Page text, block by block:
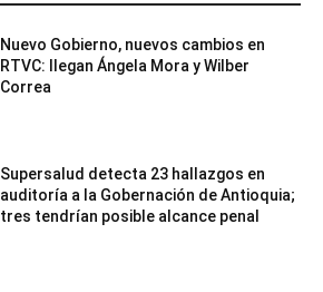
Nuevo Gobierno, nuevos cambios en
RTVC: llegan Ángela Mora y Wilber
Correa
Supersalud detecta 23 hallazgos en
auditoría a la Gobernación de Antioquia;
tres tendrían posible alcance penal